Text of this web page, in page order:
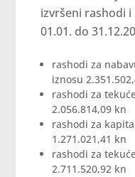
izvršeni rashodi
01.01. do
rashodi za
iznosu
rashodi za
2.056.814,09 kn
rashodi za
1.271.021,41 kn
rashodi za
2.711.520,92 kn